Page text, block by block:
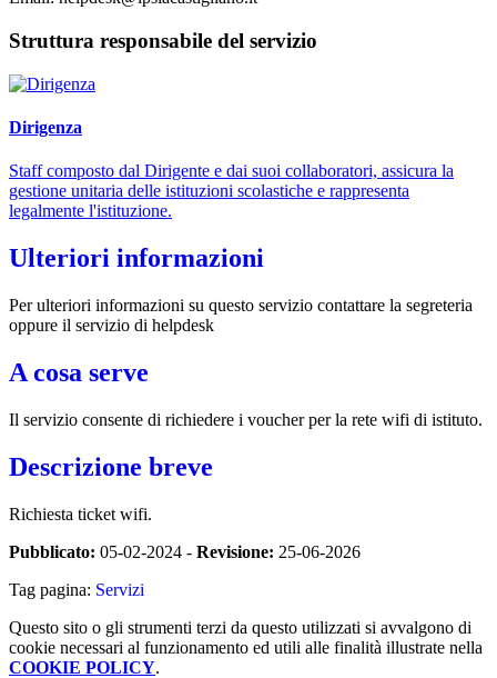
Struttura responsabile del servizio
Dirigenza
Staff composto dal Dirigente e dai suoi collaboratori, assicura la
gestione unitaria delle istituzioni scolastiche e rappresenta
legalmente l'istituzione.
Ulteriori informazioni
Per ulteriori informazioni su questo servizio contattare la segreteria
oppure il servizio di helpdesk
A cosa serve
Il servizio consente di richiedere i voucher per la rete wifi di istituto.
Descrizione breve
Richiesta ticket wifi.
Pubblicato: 05-02-2024 - Revisione: 25-06-2026
Tag pagina: Servizi
Questo sito o gli strumenti terzi da questo utilizzati si avvalgono di
cookie necessari al funzionamento ed utili alle finalità illustrate nella
COOKIE POLICY.